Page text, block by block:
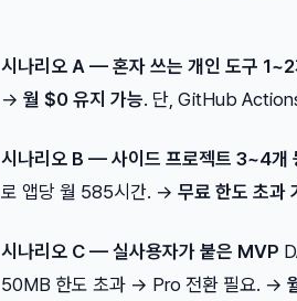
시나리오 A — 혼자 쓰는 개인 도구 1~2
→ 월 $0 유지 가능. 단, GitHub
시나리오 B — 사이드 프로젝트 3~4개
로 앱당 월 585시간. → 무료 한도 초과
시나리오 C — 실사용자가 붙은 MVP
50MB 한도 초과 → Pro 전환 필요. →